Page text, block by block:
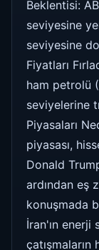
Beklentisi:
seviyesine
seviyesine
Fiyatları
ham petrolü
seviyelerine
Piyasaları
piyasası,
Donald
ardından eş
konuşmada
İran'ın enerji